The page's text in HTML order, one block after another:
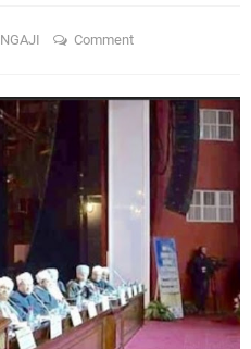
NGAJI Comment